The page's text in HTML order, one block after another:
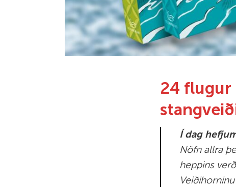
24 flugur
Í dag
Nöfn allra
heppins